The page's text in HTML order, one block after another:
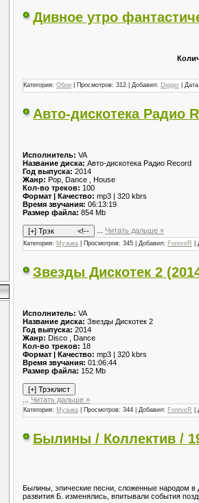
Дивное утро
Категория: Обои | Просмотров: 312 | Добавил: Digger | Дата:
Авто-дискотека Радио
Исполнитель: VA
Название диска: Авто-дискотека Радио Record
Год выпуска: 2014
Жанр: Pop, Dance , House
Кол-во треков: 100
Формат | Качество: mp3 | 320 kbrs
Время звучания: 06:13:19
Размер файла: 854 Mb
Читать дальше »
Категория: Музыка | Просмотров: 345 | Добавил: ForeveR |
Звезды Дискотек 2
Исполнитель: VA
Название диска: Звезды Дискотек 2
Год выпуска: 2014
Жанр: Disco , Dance
Кол-во треков: 18
Формат | Качество: mp3 | 320 kbrs
Время звучания: 01:06:44
Размер файла: 152 Mb
Читать дальше »
Категория: Музыка | Просмотров: 344 | Добавил: ForeveR |
Былины / Коллектив /
Былины, эпические песни, сложенные народом в
развития Б. изменялись, впитывали события